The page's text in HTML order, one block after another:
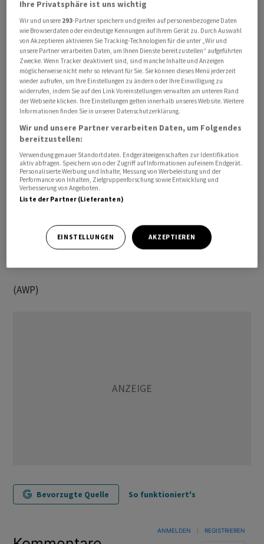
US-Präsident Trump hat einen China-Besuch in Aussicht
gestellt, der Berichten zufolge Ende März beginnen
könnte. Peking bestätigte das bislang nicht.
Trump und Xi hatten sich zuletzt Ende Oktober in
Südkorea im Vorfeld des Gipfels der Asiatisch-
Pazifischen Wirtschaftsgemeinschaft (Apec) getroffen
und unter anderem eine vorläufige Pause im laufenden
Handelsstreit vereinbart.
Allerdings gibt es weiter Streit etwa beim Export
seltener Erden aus China oder Computerchips aus den
USA. Die US-Regierung hat nach juristischen
Rückschlägen für Trumps Zollpolitik ausserdem erst
Ergebnisse auch als Grundlage für neue Strafzölle
dienen könnten. Die Massnahme richtet sich gegen
(AWP)
Bevorzugte Quelle So funktioniert's
ANMELDEN REGISTRIEREN
Ihre Privatsphäre ist uns wichtig
Wir und unsere 293-Partner speichern und greifen auf personenbezogene Daten
wie Browserdaten oder eindeutige Kennungen auf Ihrem Gerät zu. Durch Auswahl
von Akzeptieren aktivieren Sie Tracking-Technologien für die unter „Wir und
unsere Partner verarbeiten Daten, um Ihnen Dienste bereitzustellen“ aufgeführten
Zwecke. Wenn Tracker deaktiviert sind, sind manche Inhalte und Anzeigen
möglicherweise nicht mehr so relevant für Sie. Sie können dieses Menü jederzeit
wieder aufrufen, um Ihre Einstellungen zu ändern oder Ihre Einwilligung zu
widerrufen, indem Sie auf den Link Voreinstellungen verwalten am unteren Rand
der Webseite klicken. Ihre Einstellungen gelten innerhalb unseres Website. Weitere
Informationen finden Sie in unserer Datenschutzerklärung.
Wir und unsere Partner verarbeiten Daten, um Folgendes
bereitzustellen:
Verwendung genauer Standortdaten. Endgeräteeigenschaften zur Identifikation
aktiv abfragen. Speichern von oder Zugriff auf Informationen auf einem Endgerät.
Personalisierte Werbung und Inhalte, Messung von Werbeleistung und der
Performance von Inhalten, Zielgruppenforschung sowie Entwicklung und
Verbesserung von Angeboten.
Liste der Partner (Lieferanten)
EINSTELLUNGEN AKZEPTIEREN